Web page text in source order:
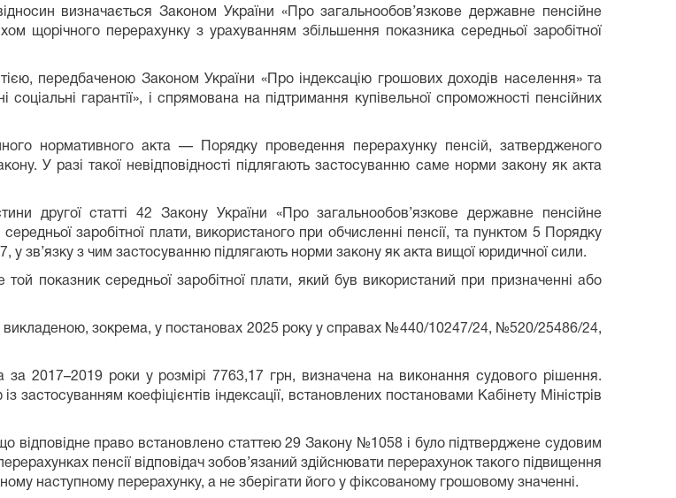
визначається Законом України «Про загальнообов’язкове державне пенсійне
щорічного перерахунку з урахуванням збільшення показника середньої заробітної
передбаченою Законом України «Про індексацію грошових доходів населення» та
гарантії», і спрямована на підтримання купівельної спроможності пенсійних
нормативного акта — Порядку проведення перерахунку пенсій, затвердженого
У разі такої невідповідності підлягають застосуванню саме норми закону як акта
другої статті 42 Закону України «Про загальнообов’язкове державне пенсійне
заробітної плати, використаного при обчисленні пенсії, та пунктом 5 Порядку
зв’язку з чим застосуванню підлягають норми закону як акта вищої юридичної сили.
показник середньої заробітної плати, який був використаний при призначенні або
викладеною, зокрема, у постановах 2025 року у справах №440/10247/24, №520/25486/24,
2017–2019 роки у розмірі 7763,17 грн, визначена на виконання судового рішення.
коефіцієнтів індексації, встановлених постановами Кабінету Міністрів
відповідне право встановлено статтею 29 Закону №1058 і було підтверджене судовим
пенсії відповідач зобов’язаний здійснювати перерахунок такого підвищення
наступному перерахунку, а не зберігати його у фіксованому грошовому значенні.